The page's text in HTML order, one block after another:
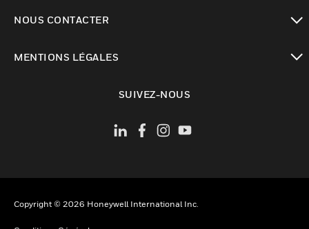
NOUS CONTACTER
MENTIONS LÉGALES
SUIVEZ-NOUS
Copyright © 2026 Honeywell International Inc.